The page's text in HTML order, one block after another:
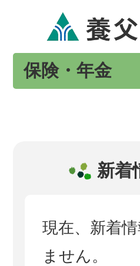
保険・年金
新着
現在、新着
ません。